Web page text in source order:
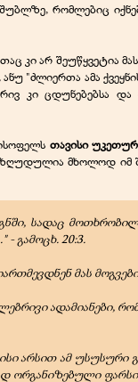
რომლებიც
კი არ შეუწყვეტია
"ძლიერთა ამა
კი ცდუნებებსა და
თავისი
მხოლოდ იმ
სადაც
- გამოცხ. 20:3.
მას
ადამიანები,
არსით ამ უსუსური
ორგანიზებული